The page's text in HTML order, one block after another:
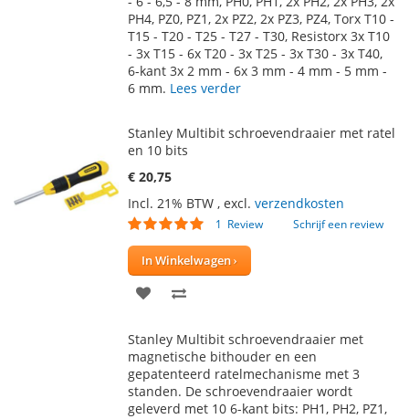
PH4, PZ0, PZ1, 2x PZ2, 2x PZ3, PZ4, Torx T10 -
T15 - T20 - T25 - T27 - T30, Resistorx 3x T10
- 3x T15 - 6x T20 - 3x T25 - 3x T30 - 3x T40,
6-kant 3x 2 mm - 6x 3 mm - 4 mm - 5 mm -
6 mm. Lees verder
Stanley Multibit schroevendraaier met ratel
en 10 bits
€ 20,75
Incl. 21% BTW , excl. verzendkosten
Waardering:
1 Review Schrijf een review
In Winkelwagen
VOEG
AAN
VERLANGLIJST
TE
VERGELIJKEN
Stanley Multibit schroevendraaier met
magnetische bithouder en een
gepatenteerd ratelmechanisme met 3
standen. De schroevendraaier wordt
geleverd met 10 6-kant bits: PH1, PH2, PZ1,